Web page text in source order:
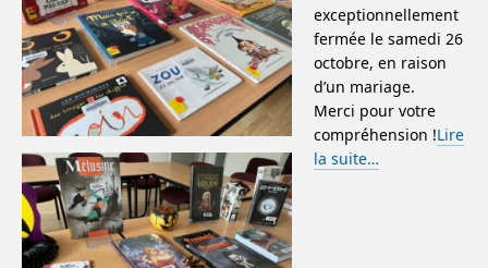
exceptionnellement
fermée le samedi 26
octobre, en raison
d’un mariage.
Merci pour votre
compréhension !Lire
la suite…